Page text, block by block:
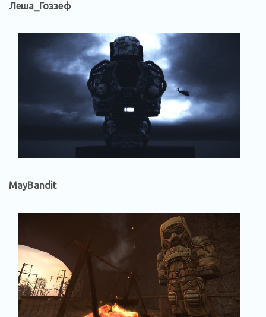
Леша_Гоззеф
MayBandit